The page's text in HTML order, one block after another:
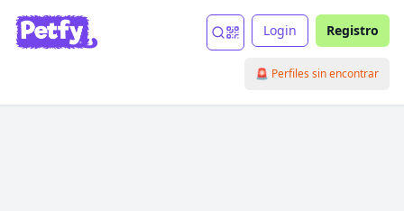
Login Registro
🚨 Perfiles sin encontrar